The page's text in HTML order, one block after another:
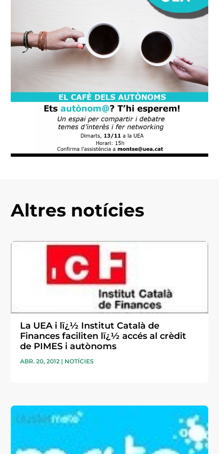
Altres notícies
La UEA i lï¿½ Institut Català de
Finances faciliten lï¿½ accés al crèdit
de PIMES i autònoms
ABR. 20, 2012 | NOTÍCIES